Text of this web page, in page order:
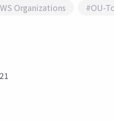
Organizations #OU-